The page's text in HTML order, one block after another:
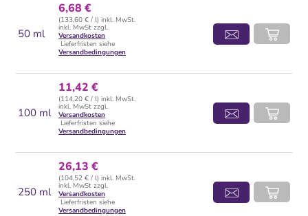
50 ml
6,68 €
(133,60 € / l) inkl. MwSt.
inkl. MwSt zzgl.
Versandkosten
Lieferfristen siehe
Versandbedingungen
100 ml
11,42 €
(114,20 € / l) inkl. MwSt.
inkl. MwSt zzgl.
Versandkosten
Lieferfristen siehe
Versandbedingungen
250 ml
26,13 €
(104,52 € / l) inkl. MwSt.
inkl. MwSt zzgl.
Versandkosten
Lieferfristen siehe
Versandbedingungen